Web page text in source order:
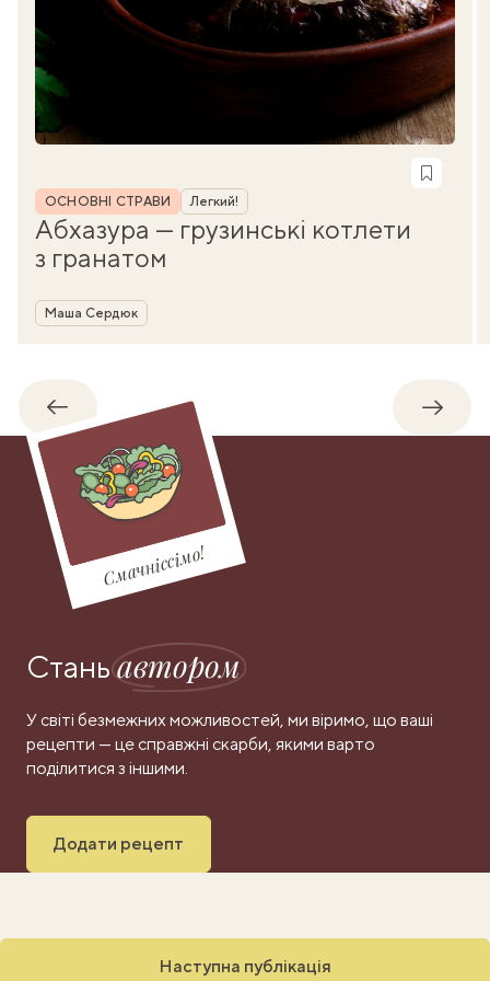
Рубрика
ОСНОВНІ СТРАВИ Легкий!
Абхазура — грузинські котлети
з гранатом
Автор
Маша Сердюк
Назад
Смачніссімо!
Станьавтором
У світі безмежних можливостей, ми віримо, що ваші
рецепти — це справжні скарби, якими варто
поділитися з іншими.
Додати рецепт
Наступна публікація